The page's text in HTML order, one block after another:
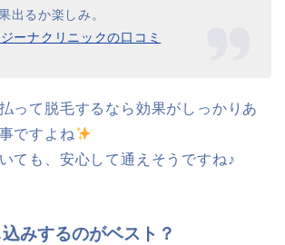
出るか楽しみ。
ーナクリニックの口コミ
って脱毛するなら効果がしっかりあ
ですよね
ても、安心して通えそうですね♪
みするのがベスト？